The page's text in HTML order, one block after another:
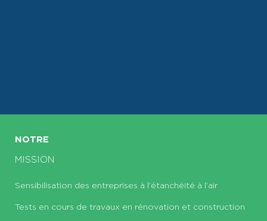
NOTRE
MISSION
Sensibilisation des entreprises à l’étanchéité à l’air
Tests en cours de travaux en rénovation et construction